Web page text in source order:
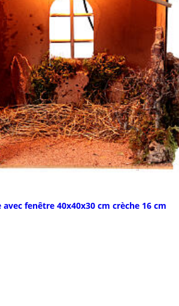
avec fenêtre 40x40x30 cm crèche 16 cm